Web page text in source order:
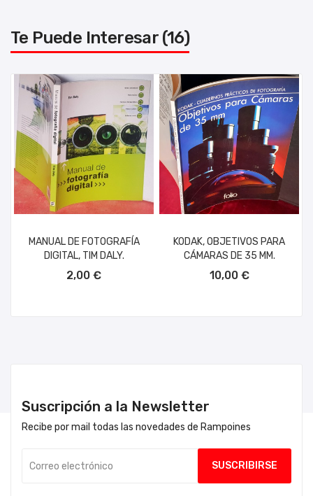
Te Puede Interesar (16)
MANUAL DE FOTOGRAFÍA
DIGITAL, TIM DALY.
2,00 €
KODAK, OBJETIVOS PARA
CÁMARAS DE 35 MM.
10,00 €
Suscripción a la Newsletter
Recibe por mail todas las novedades de Rampoines